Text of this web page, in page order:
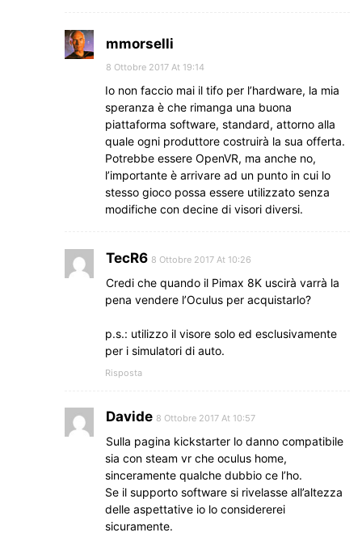
mmorselli
8 Ottobre 2017 At 19:14
Io non faccio mai il tifo per l’hardware, la mia
speranza è che rimanga una buona
piattaforma software, standard, attorno alla
quale ogni produttore costruirà la sua offerta.
Potrebbe essere OpenVR, ma anche no,
l’importante è arrivare ad un punto in cui lo
stesso gioco possa essere utilizzato senza
modifiche con decine di visori diversi.
TecR6 8 Ottobre 2017 At 10:26
Credi che quando il Pimax 8K uscirà varrà la
pena vendere l’Oculus per acquistarlo?
p.s.: utilizzo il visore solo ed esclusivamente
per i simulatori di auto.
Risposta
Davide 8 Ottobre 2017 At 10:57
Sulla pagina kickstarter lo danno compatibile
sia con steam vr che oculus home,
sinceramente qualche dubbio ce l’ho.
Se il supporto software si rivelasse all’altezza
delle aspettative io lo considererei
sicuramente.